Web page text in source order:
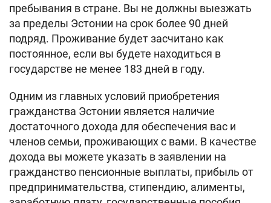
пребывания в стране. Вы не должны выезжать
за пределы Эстонии на срок более 90 дней
подряд. Проживание будет засчитано как
постоянное, если вы будете находиться в
государстве не менее 183 дней в году.
Одним из главных условий приобретения
гражданства Эстонии является наличие
достаточного дохода для обеспечения вас и
членов семьи, проживающих с вами. В качестве
дохода вы можете указать в заявлении на
гражданство пенсионные выплаты, прибыль от
предпринимательства, стипендию, алименты,